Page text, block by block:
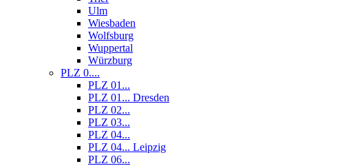
Ulm
Wiesbaden
Wolfsburg
Wuppertal
Würzburg
PLZ 0....
PLZ 01...
PLZ 01... Dresden
PLZ 02...
PLZ 03...
PLZ 04...
PLZ 04... Leipzig
PLZ 06...